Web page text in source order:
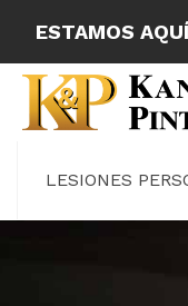
ESTAMOS
LESIONES